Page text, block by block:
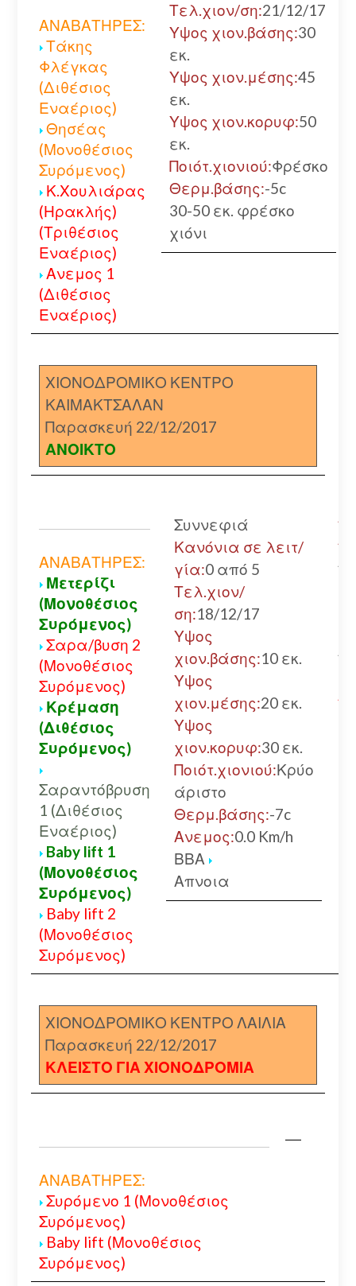
ΑΝΑΒΑΤΗΡΕΣ:
Τάκης
Φλέγκας
(Διθέσιος
Εναέριος)
Θησέας
(Μονοθέσιος
Συρόμενος)
Κ.Χουλιάρας
(Ηρακλής)
(Τριθέσιος
Εναέριος)
Ανεμος 1
(Διθέσιος
Εναέριος)
Τελ.χιον/ση:21/12/17
Υψος χιον.βάσης:30
εκ.
Υψος χιον.μέσης:45
εκ.
Υψος χιον.κορυφ:50
εκ.
Ποιότ.χιονιού:Φρέσκο
Θερμ.βάσης:-5c
30-50 εκ. φρέσκο
χιόνι
ΧΙΟΝΟΔΡΟΜΙΚΟ ΚΕΝΤΡΟ
ΚΑΙΜΑΚΤΣΑΛΑΝ
Παρασκευή 22/12/2017
ΑΝΟΙΚΤΟ
ΑΝΑΒΑΤΗΡΕΣ:
Μετερίζι
(Μονοθέσιος
Συρόμενος)
Σαρα/βυση 2
(Μονοθέσιος
Συρόμενος)
Κρέμαση
(Διθέσιος
Συρόμενος)
Σαραντόβρυση
1 (Διθέσιος
Εναέριος)
Baby lift 1
(Μονοθέσιος
Συρόμενος)
Baby lift 2
(Μονοθέσιος
Συρόμενος)
Συννεφιά
Κανόνια σε λειτ/
γία:0 από 5
Τελ.χιον/
ση:18/12/17
Υψος
χιον.βάσης:10 εκ.
Υψος
χιον.μέσης:20 εκ.
Υψος
χιον.κορυφ:30 εκ.
Ποιότ.χιονιού:Κρύο
άριστο
Θερμ.βάσης:-7c
Ανεμος:0.0 Km/h
ΒΒΑ
Απνοια
ΧΙΟΝΟΔΡΟΜΙΚΟ ΚΕΝΤΡΟ ΛΑΙΛΙΑ
Παρασκευή 22/12/2017
ΚΛΕΙΣΤΟ ΓΙΑ ΧΙΟΝΟΔΡΟΜΙΑ
ΑΝΑΒΑΤΗΡΕΣ:
Συρόμενο 1 (Μονοθέσιος
Συρόμενος)
Baby lift (Μονοθέσιος
Συρόμενος)